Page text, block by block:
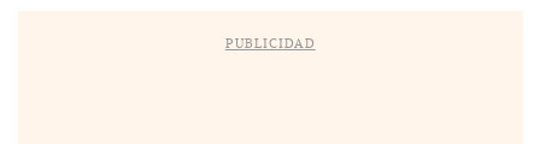
PUBLICIDAD